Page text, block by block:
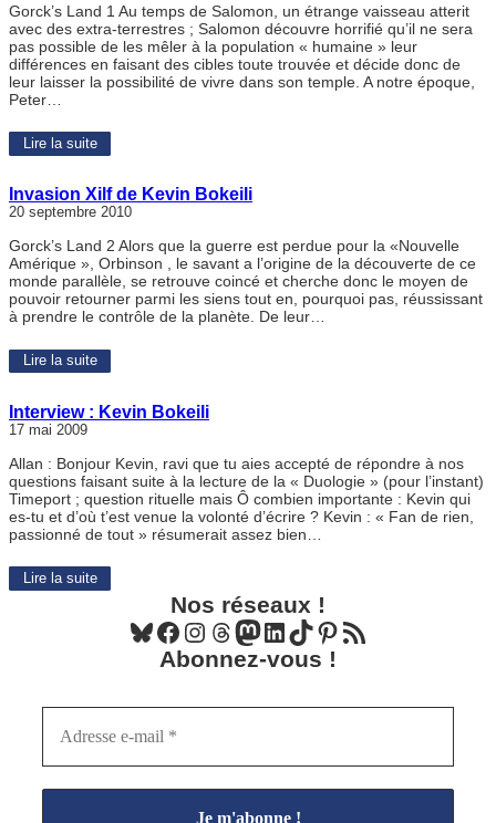
Gorck’s Land 1 Au temps de Salomon, un étrange vaisseau atterit
avec des extra-terrestres ; Salomon découvre horrifié qu’il ne sera
pas possible de les mêler à la population « humaine » leur
différences en faisant des cibles toute trouvée et décide donc de
leur laisser la possibilité de vivre dans son temple. A notre époque,
Peter…
Lire la suite
Invasion Xilf de Kevin Bokeili
20 septembre 2010
Gorck’s Land 2 Alors que la guerre est perdue pour la «Nouvelle
Amérique », Orbinson , le savant a l’origine de la découverte de ce
monde parallèle, se retrouve coincé et cherche donc le moyen de
pouvoir retourner parmi les siens tout en, pourquoi pas, réussissant
à prendre le contrôle de la planète. De leur…
Lire la suite
Interview : Kevin Bokeili
17 mai 2009
Allan : Bonjour Kevin, ravi que tu aies accepté de répondre à nos
questions faisant suite à la lecture de la « Duologie » (pour l’instant)
Timeport ; question rituelle mais Ô combien importante : Kevin qui
es-tu et d’où t’est venue la volonté d’écrire ? Kevin : « Fan de rien,
passionné de tout » résumerait assez bien…
Lire la suite
Nos réseaux !
Bluesky Facebook Instagram Threads Mastodon LinkedIn TikTok Pinterest Flux RSS
Abonnez-vous !